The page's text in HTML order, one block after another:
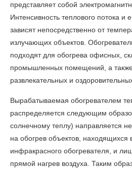
представляет собой
Интенсивность теплового потока и
зависят непосредственно от
излучающих объектов.
подходят для обогрева офисных,
промышленных помещений, а также
развлекательных и
Вырабатываемая обогревателем
распределяется следующим
солнечному теплу) направляется
на обогрев объектов, находящихся
инфракрасного обогревателя, и
прямой нагрев воздуха. Таким